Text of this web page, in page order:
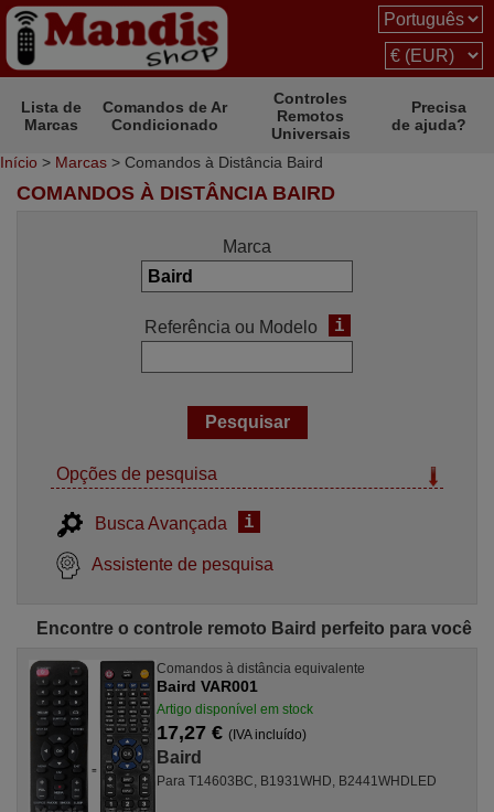
Lista de
Marcas
Comandos de Ar
Condicionado
Controles
Remotos
Universais
Precisa
de ajuda?
Início > Marcas > Comandos à Distância Baird
COMANDOS À DISTÂNCIA BAIRD
Marca
Referência ou Modelo i
Opções de pesquisa
Busca Avançada i
Assistente de pesquisa
Encontre o controle remoto Baird perfeito para você
Comandos à distância equivalente
Baird VAR001
Artigo disponível em stock
17,27 €(IVA incluído)
Baird
Para T14603BC, B1931WHD, B2441WHDLED